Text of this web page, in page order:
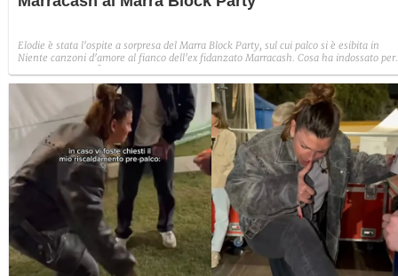
Elodie è stata l'ospite a sorpresa del Marra Block Party, sul cui palco si è esibita in
Niente canzoni d'amore al fianco dell'ex fidanzato Marracash. Cosa ha indossato per
l'esclusivo evento?